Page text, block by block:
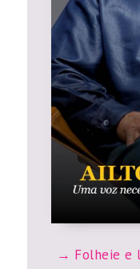
Folheie e